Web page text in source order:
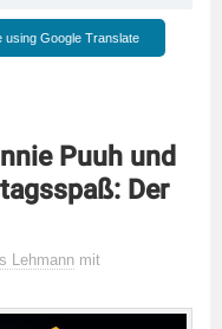
using Google Translate
Puuh und
Der
Lehmann mit